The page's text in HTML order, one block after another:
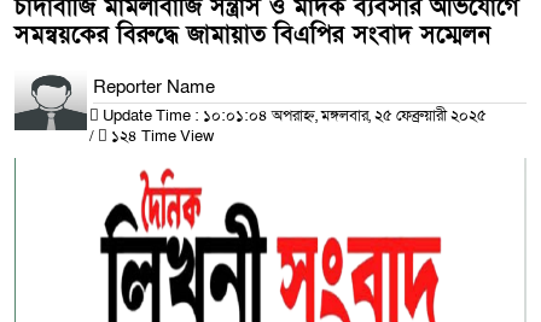
চাঁদাবাজি মামলাবাজি সন্ত্রাস ও মাদক ব্যবসার অভিযোগে
সমন্বয়কের বিরুদ্ধে জামায়াত বিএপির সংবাদ সম্মেলন
Reporter Name
Update Time : ১০:০১:০৪ অপরাহ্ন, মঙ্গলবার, ২৫ ফেব্রুয়ারী ২০২৫
/
১২৪ Time View